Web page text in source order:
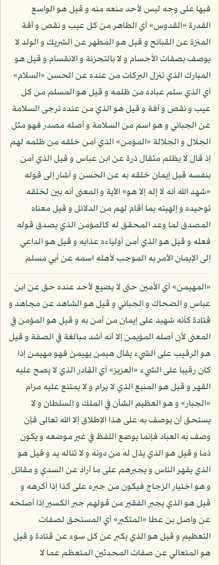
فيها على وجه ليس لأحد منعه منه و قيل هو الواسع
القدرة «القدوس» أي الطاهر من كل عيب و نقص و آفة
المنزة عن القبائح و قيل هو المطهر عن الشريك و الولد لا
يوصف بصفات الأجسام و لا بالتجزئة و الانقسام و قيل هو
المبارك الذي تنزل البركات من عنده عن الحسن «السلام»
أي الذي سلم عباده من ظلمه و قيل هو المسلم من كل
عيب و نقص و آفة و قيل هو الذي من عنده ترجى السلامة
عن الجبائي و هو اسم من السلامة و أصله مصدر فهو مثل
الجلال و الجلالة «المؤمن» الذي أمن خلقه من ظلمه لهم
إذ قال لا يظلم مثقال ذرة عن ابن عباس و قيل الذي آمن
بنفسه قبل إيمان خلقه به عن الحسن و أشار إلى قوله
«شهد الله أنه لا إله إلا هو» الآية و المعنى أنه بين لخلقه
توحيده و إلهيته بما أقام لهم من الدلائل و قيل معناه
المصدق لما وعد المحقق له كالمؤمن الذي يصدق قوله
فعله و قيل هو الذي أمن أولياءه عذابه و قيل هو الداعي
إلى الإيمان الآمر به الموجب لأهله اسمه عن أبي مسلم
«المهيمن» أي الأمين حتى لا يضيع لأحد عنده حق عن ابن
عباس و الضحاك و الجبائي و قيل هو الشاهد عن مجاهد و
قتادة كأنه شهيد على إيمان من آمن به و قيل هو المؤمن في
المعنى لأن أصله المؤيمن إلا أنه أشد مبالغة في الصفة و قيل
هو الرقيب على الشيء يقال هيمن يهيمن فهو مهيمن إذا
كان رقيبا على الشيء «العزيز» أي القادر الذي لا يصح عليه
القهر و قيل هو المنيع الذي لا يرام و لا يمتنع عليه مرام
«الجبار» و هو العظيم الشأن في الملك و السلطان و لا
يستحق أن يوصف به على هذا الإطلاق إلا الله تعالى فإن
وصف به العباد فإنما يوضع اللفظ في غير موضعه و يكون
ذما و قيل هو الذي يذل له من دونه و لا تناله يد و قيل هو
الذي يقهر الناس و يجبرهم على ما أراد عن السدي و مقاتل
و هو اختيار الزجاج فيكون من جبره على كذا إذا أكرهه و
قيل هو الذي يجبر الفقير من قولهم جبر الكسير إذا أصلحه
عن واصل بن عطا «المتكبر» أي المستحق لصفات
التعظيم و قيل هو الذي يكبر عن كل سوء عن قتادة و قيل
هو المتعالي عن صفات المحدثين المتعظم عما لا